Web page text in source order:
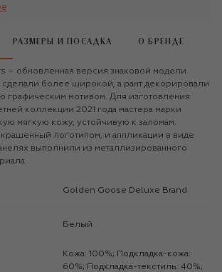
РАЗМЕРЫ И ПОСАДКА О БРЕНДЕ
– обновленная версия знаковой модели
более широкой, а рант декорировали
графическим мотивом. Для изготовления
коллекции 2021 года мастера марки
мягкую кожу, устойчивую к заломам.
логотипом, и аппликации в виде
выполнили из металлизированного
Golden Goose Deluxe Brand
Белый
Кожа: 100%; Подкладка-кожа:
60%; Подкладка-текстиль: 40%;